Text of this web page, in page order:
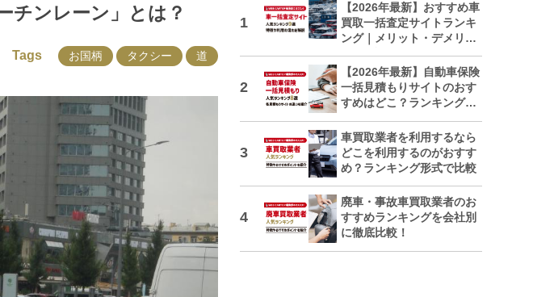
チンレーン」とは？
Tags お国柄 タクシー 道
【2026年最新】おすすめ車
買取一括査定サイトランキ
ング｜メリット・デメリッ
トも解説
【2026年最新】自動車保険
一括見積もりサイトのおす
すめはどこ？ランキングで
車買取業者を利用するなら
どこを利用するのがおすす
め？ランキング形式で比較
廃車・事故車買取業者のお
すすめランキングを会社別
に徹底比較！